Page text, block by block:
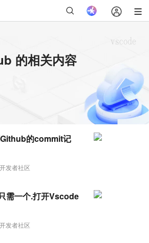
的相关内容
发者社区
的commit记
发者社区
需一个.打开Vscode